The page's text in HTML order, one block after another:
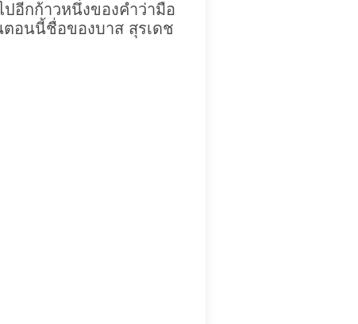
อีกก้าวหนึ่งของคำว่ามือ
อนนี้ชื่อของบาส สุรเดช